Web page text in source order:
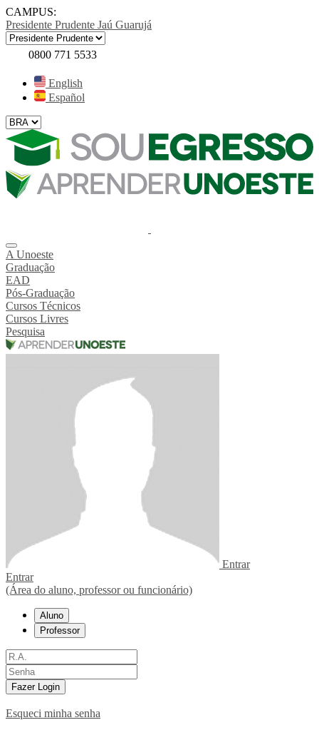
CAMPUS:
Presidente Prudente Jaú Guarujá
0800 771 5533
English
Español
A Unoeste
Graduação
EAD
Pós-Graduação
Cursos Técnicos
Cursos Livres
Pesquisa
Entrar
Entrar
(Área do aluno, professor ou funcionário)
Aluno
Professor
Fazer Login
Esqueci minha senha